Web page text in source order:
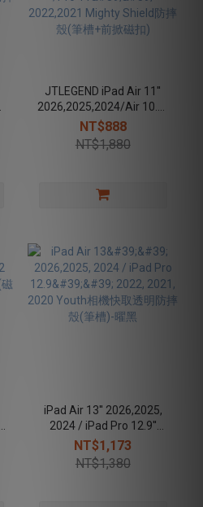
JTLEGEND iPad Air 11''
2026,2025,2024/Air 10.9''
2022,2020 /Pro 11''
2022,2021 Mighty Shield
防摔殼(筆槽+前掀磁扣)
NT$888
NT$1,880
iPad Air 13'' 2026,2025,
2024 / iPad Pro 12.9''
2022, 2021, 2020 Youth相
機快取透明防摔殼(筆槽)-
曜黑
NT$1,173
NT$1,380